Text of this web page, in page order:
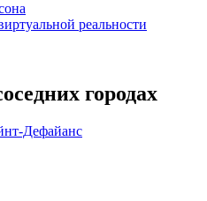
реальности
городах
Дефайанс